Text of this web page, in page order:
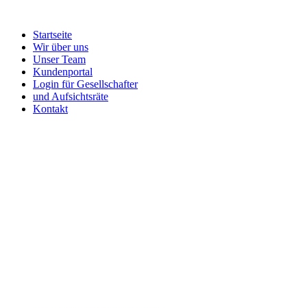
Startseite
Wir über uns
Unser Team
Kundenportal
Login für Gesellschafter
und Aufsichtsräte
Kontakt